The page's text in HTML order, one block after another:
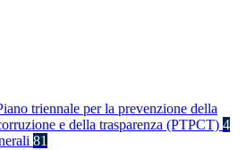
triennale per la prevenzione della
e della trasparenza (PTPCT) 4
81